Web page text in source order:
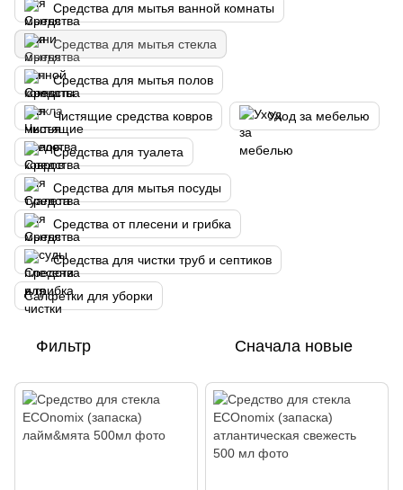
Средства для мытья ванной комнаты
Средства для мытья стекла
Средства для мытья полов
Чистящие средства ковров Уход за мебелью
Средства для туалета
Средства для мытья посуды
Средства от плесени и грибка
Средства для чистки труб и септиков
Салфетки для уборки
Фильтр Сначала новые